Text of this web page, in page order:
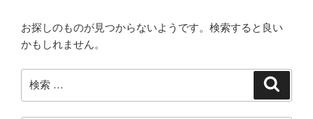
お探しのものが見つからないようです。検索すると良い
かもしれません。
検
索: